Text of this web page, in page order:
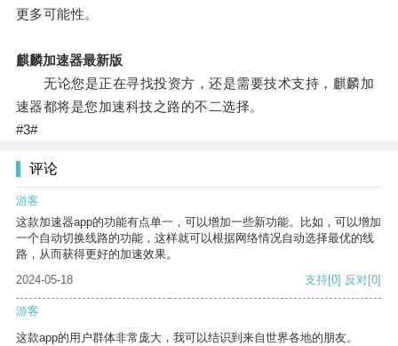
更多可能性。
麒麟加速器最新版
无论您是正在寻找投资方，还是需要技术支持，麒麟加
速器都将是您加速科技之路的不二选择。
#3#
评论
游客
这款加速器app的功能有点单一，可以增加一些新功能。比如，可以增加
一个自动切换线路的功能，这样就可以根据网络情况自动选择最优的线
路，从而获得更好的加速效果。
2024-05-18
支持[0] 反对[0]
游客
这款app的用户群体非常庞大，我可以结识到来自世界各地的朋友。